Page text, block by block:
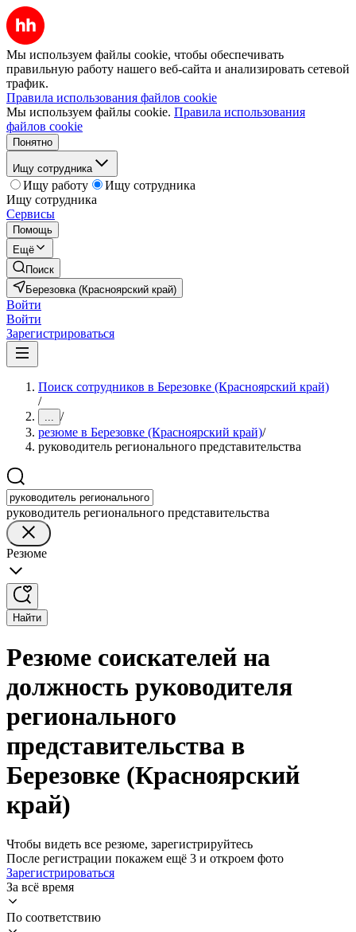
Мы используем файлы cookie, чтобы обеспечивать
правильную работу нашего веб-сайта и анализировать сетевой
трафик.
Правила использования файлов cookie
Мы используем файлы cookie. Правила использования
файлов cookie
Понятно
Ищу сотрудника
Ищу работу
Ищу сотрудника
Ищу сотрудника
Сервисы
Помощь
Ещё
Поиск
Березовка (Красноярский край)
Войти
Войти
Зарегистрироваться
Поиск сотрудников в Березовке (Красноярский край)
/
... /
резюме в Березовке (Красноярский край)/
руководитель регионального представительства
руководитель регионального представительства
Резюме
Найти
Резюме соискателей на
должность руководителя
регионального
представительства в
Березовке (Красноярский
край)
Чтобы видеть все резюме, зарегистрируйтесь
После регистрации покажем ещё 3 и откроем фото
Зарегистрироваться
За всё время
По соответствию